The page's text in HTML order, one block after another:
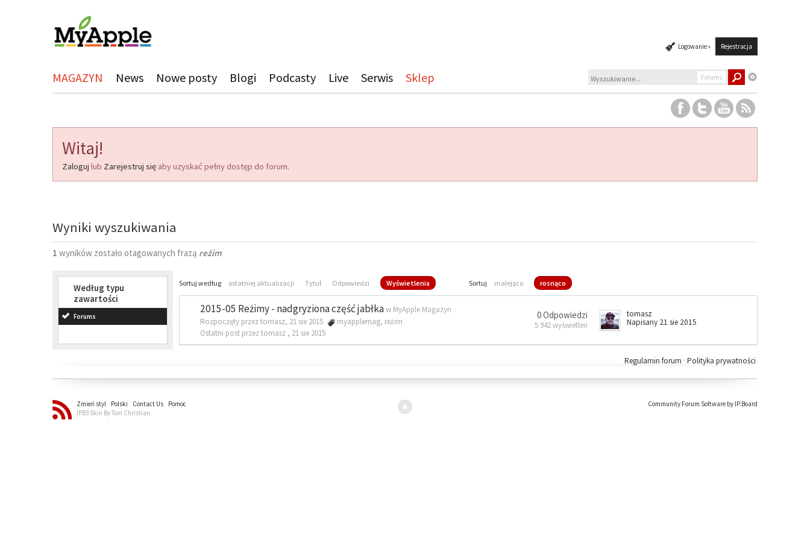
Logowanie » Rejestracja
MAGAZYN News Nowe posty Blogi Podcasty Live Serwis Sklep Forums
Witaj!
Zaloguj lub Zarejestruj się aby uzyskać pełny dostęp do forum.
Wyniki wyszukiwania
1 wyników zostało otagowanych frazą reżim
Według typu
zawartości
Forums
Sortuj według ostatniej aktualizacji Tytuł Odpowiedzi Wyświetlenia Sortuj malejąco rosnąco
2015-05 Reżimy - nadgryziona część jabłkaw MyApple Magazyn
Rozpoczęty przez tomasz, 21 sie 2015
myapplemag, reżim
Ostatni post przez tomasz , 21 sie 2015
0 Odpowiedzi
5 942 wyświetleń
tomasz
Napisany 21 sie 2015
Polityka prywatności
Regulamin forum ·
Zmień styl Polski Contact Us
Pomoc
IPB3 Skin By Tom Christian.
Community Forum Software by IP.Board